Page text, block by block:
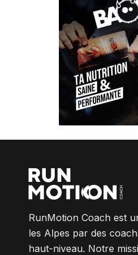
RunMotion Coach est
les Alpes par des
haut-niveau. Notre